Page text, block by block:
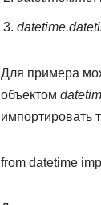
Для примера
объектом
импортировать
from datetime